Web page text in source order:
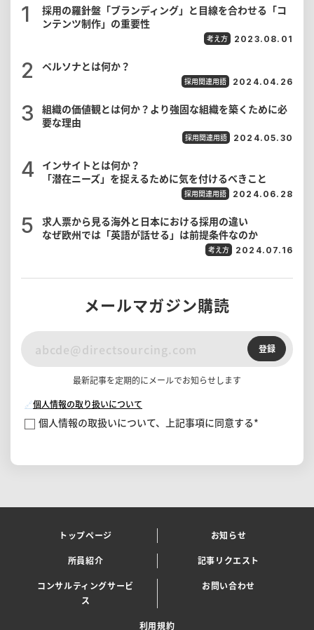
採用の羅針盤「ブランディング」と目線を合わせる「コ
ンテンツ制作」の重要性
考え方 2023.08.01
ペルソナとは何か？
採用関連用語 2024.04.26
組織の価値観とは何か？より強固な組織を築くために必
要な理由
採用関連用語 2024.05.30
インサイトとは何か？
「潜在ニーズ」を捉えるために気を付けるべきこと
採用関連用語 2024.06.28
求人票から見る海外と日本における採用の違い
なぜ欧州では「英語が話せる」は前提条件なのか
考え方 2024.07.16
メールマガジン購読
登録
最新記事を定期的にメールでお知らせします
🔗個人情報の取り扱いについて
個人情報の取扱いについて、上記事項に同意する*
トップページ
お知らせ
所員紹介
記事リクエスト
コンサルティングサービ
ス
お問い合わせ
利用規約